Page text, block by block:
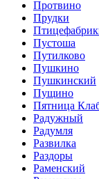
Протвино
Прудки
Пустоша
Путилково
Пушкино
Пушкинский
Пущино
Пятница
Радужный
Радумля
Развилка
Раздоры
Раменский